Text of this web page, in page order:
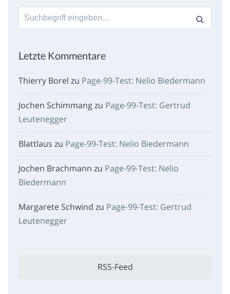
Suche
nach:
Letzte Kommentare
Thierry Borel zu Page-99-Test: Nelio Biedermann
Jochen Schimmangzu Page-99-Test: Gertrud
Leutenegger
Blattlaus zu Page-99-Test: Nelio Biedermann
Jochen Brachmann zu Page-99-Test: Nelio
Biedermann
Margarete Schwind zu Page-99-Test: Gertrud
Leutenegger
RSS-Feed